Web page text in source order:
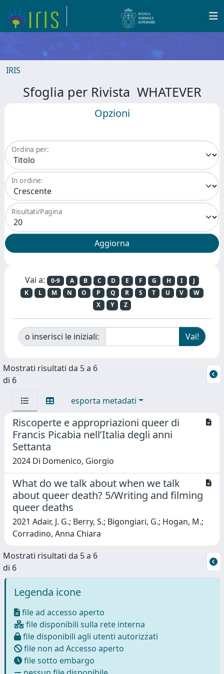
IRIS
Sfoglia per Rivista WHATEVER
Opzioni
Ordina per:
In ordine:
Risultati/Pagina
Vai a: 0-9 A B C D E F G H I
J
K
L M N O P Q R S T U V
W
X
Y Z
o inserisci le iniziali:
Mostrati risultati da 5 a 6
di 6
esporta metadati
Riscoperte e appropriazioni queer di
Francis Picabia nell’Italia degli anni
Settanta
2024 Di Domenico, Giorgio
What do we talk about when we talk
about queer death? 5/Writing and filming
queer deaths
2021 Adair, J. G.; Berry, S.; Bigongiari, G.; Hogan, M.;
Corradino, Anna Chiara
Mostrati risultati da 5 a 6
di 6
Legenda icone
file ad accesso aperto
file disponibili sulla rete interna
file disponibili agli utenti autorizzati
file non ad Accesso aperto
file sotto embargo